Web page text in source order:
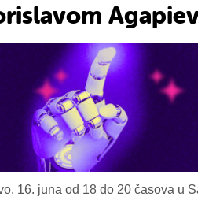
16. juna od 18 do 20 časova u